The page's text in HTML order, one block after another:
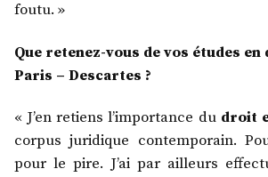
foutu. »
Que retenez-vous de vos études
Paris – Descartes ?
« J’en retiens l’importance du droit
corpus juridique contemporain.
pour le pire. J’ai par ailleurs